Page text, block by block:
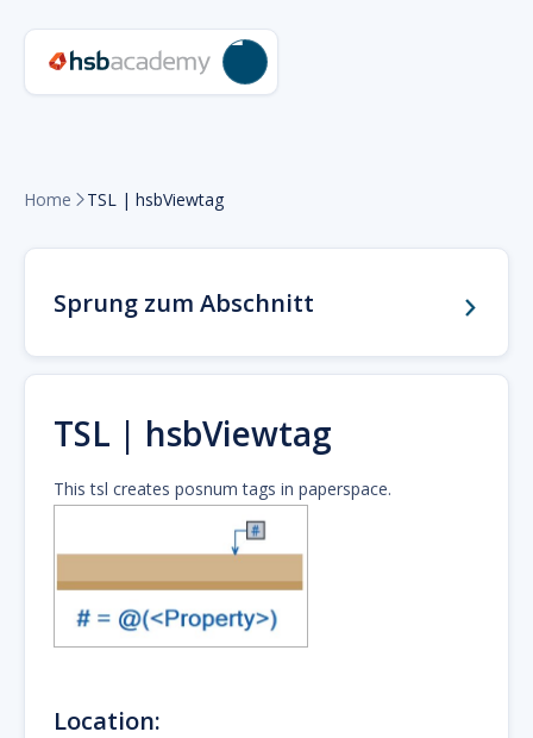
Home  TSL | hsbViewtag
Sprung zum Abschnitt
TSL | hsbViewtag
This tsl creates posnum tags in paperspace.
Location: